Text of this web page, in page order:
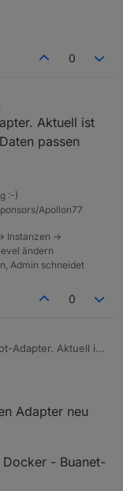
0
Aktuell ist
passen
:-)
Apollon77
Instanzen ->
ändern
Admin schneidet
0
Adapter neu
- Buanet-